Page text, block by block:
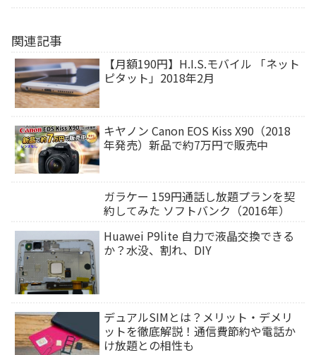
関連記事
【月額190円】H.I.S.モバイル 「ネット
ピタット」2018年2月
キヤノン Canon EOS Kiss X90（2018
年発売）新品で約7万円で販売中
ガラケー 159円通話し放題プランを契
約してみた ソフトバンク（2016年）
Huawei P9lite 自力で液晶交換できる
か？水没、割れ、DIY
デュアルSIMとは？メリット・デメリ
ットを徹底解説！通信費節約や電話か
け放題との相性も